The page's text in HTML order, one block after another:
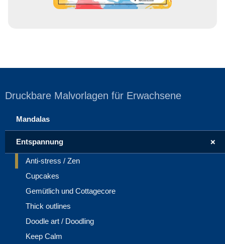
Druckbare Malvorlagen für Erwachsene
Mandalas
+
Entspannung
Anti-stress / Zen
Cupcakes
Gemütlich und Cottagecore
Thick outlines
Doodle art / Doodling
Keep Calm